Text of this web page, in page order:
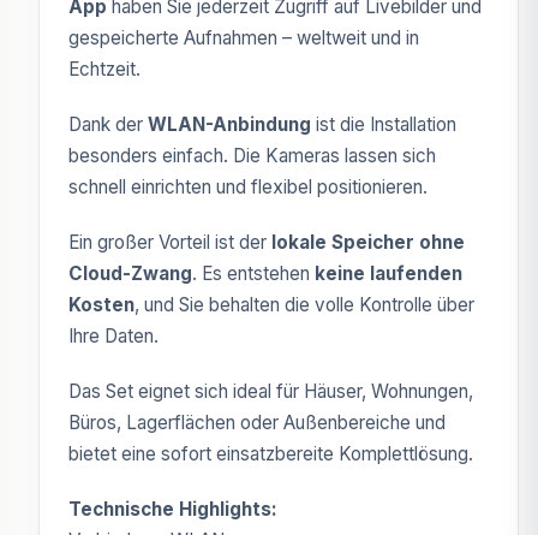
App haben Sie jederzeit Zugriff auf Livebilder und
gespeicherte Aufnahmen – weltweit und in
Echtzeit.
Dank der WLAN-Anbindung ist die Installation
besonders einfach. Die Kameras lassen sich
schnell einrichten und flexibel positionieren.
Ein großer Vorteil ist der lokale Speicher ohne
Cloud-Zwang. Es entstehen keine laufenden
Kosten, und Sie behalten die volle Kontrolle über
Ihre Daten.
Das Set eignet sich ideal für Häuser, Wohnungen,
Büros, Lagerflächen oder Außenbereiche und
bietet eine sofort einsatzbereite Komplettlösung.
Technische Highlights: